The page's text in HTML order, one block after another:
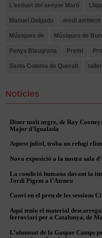
L'estiuet del senyor Martí
Manuel Delgado medi ambient
Músiques de Músiques de
Penya Blaugrana Premi
Santa Coloma de Queralt
Notícies
Diner molt negre, de Ray
Major d’Igualada
Aquest juliol, troba un refugi
Nova exposició a la nostra sala
La condició humana davant la
Jordi Pigem a l’Ateneu
Canvi en el preu de les sessions
Aquí teniu el material
ferroviari per a Catalunya, de
L’alumnat de la Gaspar Camps